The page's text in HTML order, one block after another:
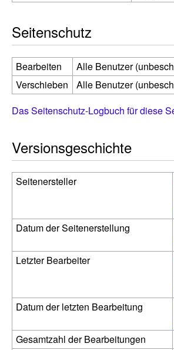
Seitenschutz
Bearbeiten
Alle Benutzer
Verschieben
Alle Benutzer
Das Seitenschutz-Logbuch für diese
Versionsgeschichte
Seitenersteller
Datum der Seitenerstellung
Letzter Bearbeiter
Datum der letzten Bearbeitung
Gesamtzahl der Bearbeitungen